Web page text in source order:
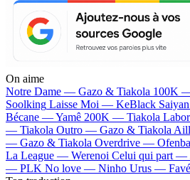
On aime
Notre Dame — Gazo & Tiakola 100K
Soolking Laisse Moi — KeBlack
Bécane —Yamê 200K — Tiakola
— Tiakola Outro — Gazo & Tiakola
— Gazo & Tiakola Overdrive —
La League — Werenoi Celui qui part —
— PLK No love — Ninho Urus —